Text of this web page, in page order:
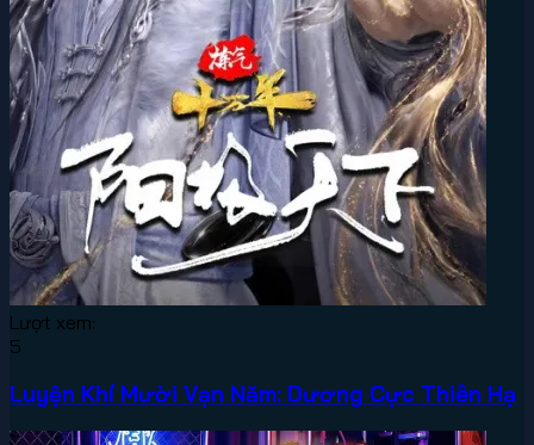
Lượt xem:
5
Luyện Khí Mười Vạn Năm: Dương Cực Thiên Hạ